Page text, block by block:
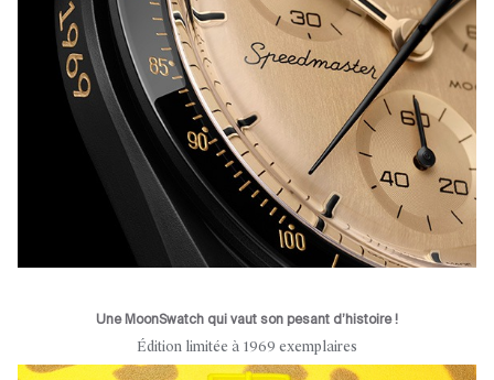
Une MoonSwatch qui vaut son pesant d’histoire !
Édition limitée à 1969 exemplaires